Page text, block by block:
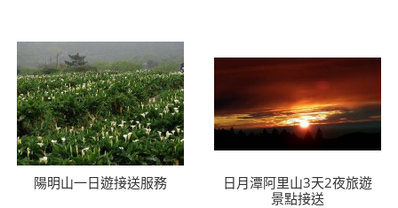
陽明山一日遊接送服務
日月潭阿里山3天2夜旅遊
景點接送